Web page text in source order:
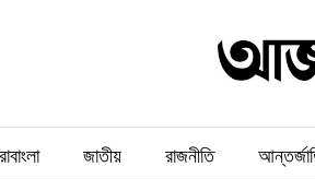
জাতীয় রাজনীতি